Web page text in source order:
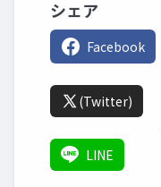
シェア
Facebook
(Twitter)
LINE